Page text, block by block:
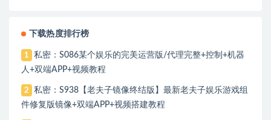
下载热度排行榜
1
私密：S086某个娱乐的完美运营版/代理完整+控制+机器
人+双端APP+视频教程
2
私密：S938【老夫子镜像终结版】最新老夫子娱乐游戏组
件修复版镜像+双端APP+视频搭建教程